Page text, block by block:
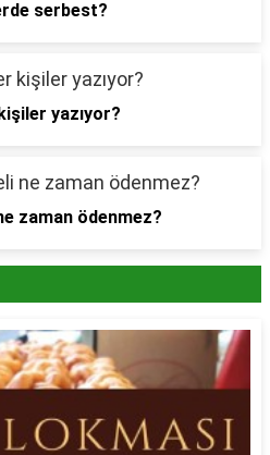
serbest?
yazıyor?
zaman ödenmez?